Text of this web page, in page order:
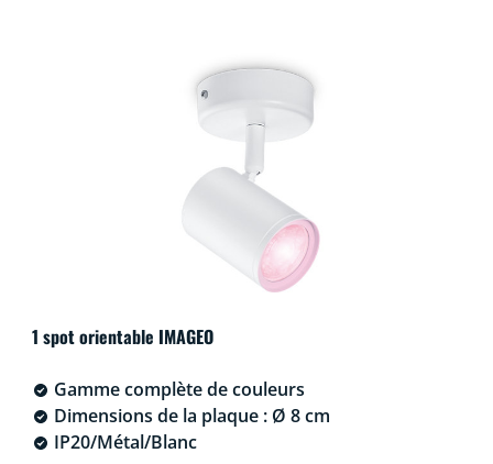
1 spot orientable IMAGEO
Gamme complète de couleurs
Dimensions de la plaque : Ø 8 cm
IP20/Métal/Blanc